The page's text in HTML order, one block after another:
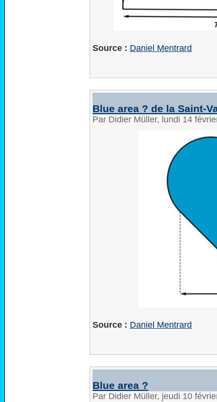
Source : Daniel Mentrard
Blue area ? de la Saint-
Par Didier Müller, lundi 14
Source : Daniel Mentrard
Blue area ?
Par Didier Müller, jeudi 10